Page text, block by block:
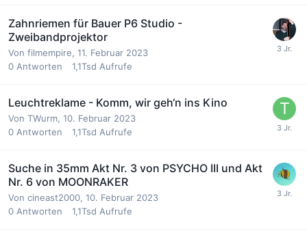
Zahnriemen für Bauer P6 Studio -
Zweibandprojektor
Von filmempire, 11. Februar 2023
0 Antworten 1,1Tsd Aufrufe
Leuchtreklame - Komm, wir geh‘n ins Kino
Von TWurm, 10. Februar 2023
0 Antworten 1,1Tsd Aufrufe
Suche in 35mm Akt Nr. 3 von PSYCHO III und Akt
Nr. 6 von MOONRAKER
Von cineast2000, 10. Februar 2023
0 Antworten 1,1Tsd Aufrufe